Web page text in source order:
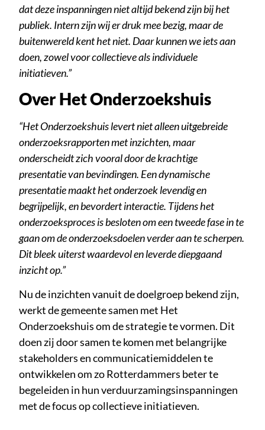
dat deze inspanningen niet altijd bekend zijn bij het
publiek. Intern zijn wij er druk mee bezig, maar de
buitenwereld kent het niet. Daar kunnen we iets aan
doen, zowel voor collectieve als individuele
initiatieven.”
Over Het Onderzoekshuis
“Het Onderzoekshuis levert niet alleen uitgebreide
onderzoeksrapporten met inzichten, maar
onderscheidt zich vooral door de krachtige
presentatie van bevindingen. Een dynamische
presentatie maakt het onderzoek levendig en
begrijpelijk, en bevordert interactie. Tijdens het
onderzoeksproces is besloten om een tweede fase in te
gaan om de onderzoeksdoelen verder aan te scherpen.
Dit bleek uiterst waardevol en leverde diepgaand
inzicht op.”
Nu de inzichten vanuit de doelgroep bekend zijn,
werkt de gemeente samen met Het
Onderzoekshuis om de strategie te vormen. Dit
doen zij door samen te komen met belangrijke
stakeholders en communicatiemiddelen te
ontwikkelen om zo Rotterdammers beter te
begeleiden in hun verduurzamingsinspanningen
met de focus op collectieve initiatieven.